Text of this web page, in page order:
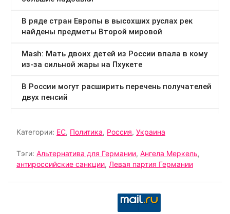
Категории: ЕС, Политика, Россия, Украина
Тэги: Альтернатива для Германии, Ангела Меркель,
антироссийские санкции, Левая партия Германии